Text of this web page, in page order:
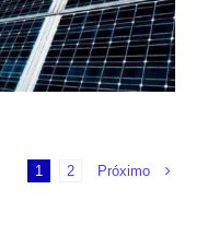
1 2 Próximo